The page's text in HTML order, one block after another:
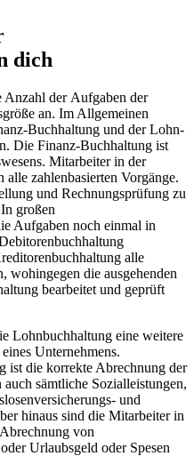
dich
Anzahl der Aufgaben der
an. Im Allgemeinen
Buchhaltung und der Lohn-
Die Finanz-Buchhaltung ist
Mitarbeiter in der
zahlenbasierten Vorgänge.
und Rechnungsprüfung zu
großen
Aufgaben noch einmal in
alle
wohingegen die ausgehenden
bearbeitet und geprüft
Lohnbuchhaltung eine weitere
Unternehmens.
ist die korrekte Abrechnung der
sämtliche Sozialleistungen,
und
hinaus sind die Mitarbeiter in
von
Urlaubsgeld oder Spesen